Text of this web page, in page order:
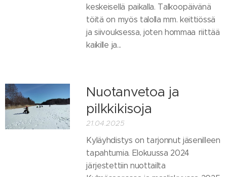
keskeisellä paikalla. Talkoopäivänä
töitä on myös talolla mm. keittiössä
ja siivouksessa, joten hommaa riittää
kaikille ja...
Nuotanvetoa ja
pilkkikisoja
21.04.2025
Kyläyhdistys on tarjonnut jäsenilleen
tapahtumia. Elokuussa 2024
järjestettiin nuottailta